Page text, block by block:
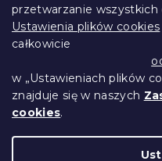
przetwarzanie wszystkich
Ustawienia plików cookies
całkowicie
w „Ustawieniach plików
znajduje się w naszych
cookies.
Ochrona danych
Kodeks etyczny
Dla partnerów